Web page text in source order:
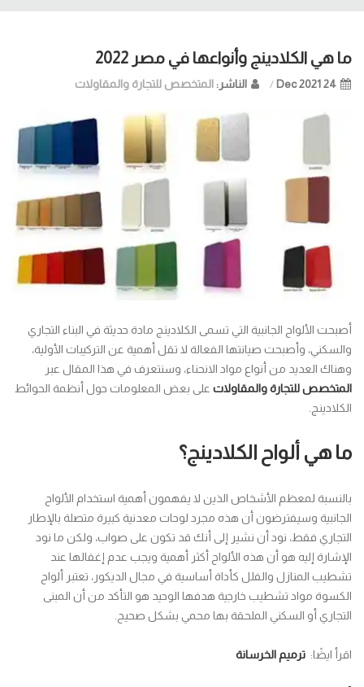
ما هي الكلادينج وأنواعها في مصر 2022
24 Dec
2021 الناشر: المتخصص للتجارة والمقاولات
أصبحت الألواح الجانبية التي تسمى الكلادينج مادة حديثة في البناء التجاري
والسكني، وأصبحت صيانتها الفعالة لا تقل أهمية عن التركيبات الأولية،
وهناك العديد من أنواع مواد الانحناء، وسنتعرف في هذا المقال عبر
المتخصص للتجارة والمقاولات على بعض المعلومات حول أنظمة الحوائط
الكلادينج.
ما هي ألواح الكلادينج؟
بالنسبة لمعظم الأشخاص الذين لا يفهمون أهمية استخدام الألواح
الجانبية وسيفترضون أن هذه مجرد لوحات معدنية كبيرة متصلة بالإطار
التجاري فقط، نود أن نشير إلى أنك قد تكون على صواب، ولكن ما نود
الإشارة إليه هو أن هذه الألواح أكثر أهمية ويجب عدم إغفالها عند
تشطيب المنازل والفلل كأداة أساسية في مجال الديكور، تعتبر ألواح
الكسوة مواد تشطيب خارجية هدفها الوحيد هو التأكد من أن المبنى
التجاري أو السكني الملحقة بها محمي بشكل صحيح.
اقرأ ايضًا: ترميم الخرسانة